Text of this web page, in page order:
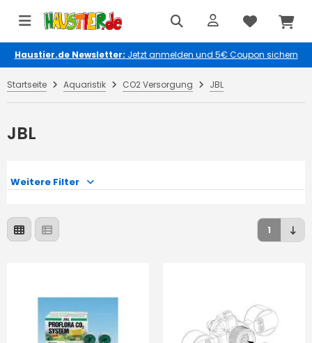
Haustier.de Newsletter: Jetzt anmelden und 5€ Coupon sichern
Startseite Aquaristik CO2 Versorgung JBL
JBL
Weitere Filter
1